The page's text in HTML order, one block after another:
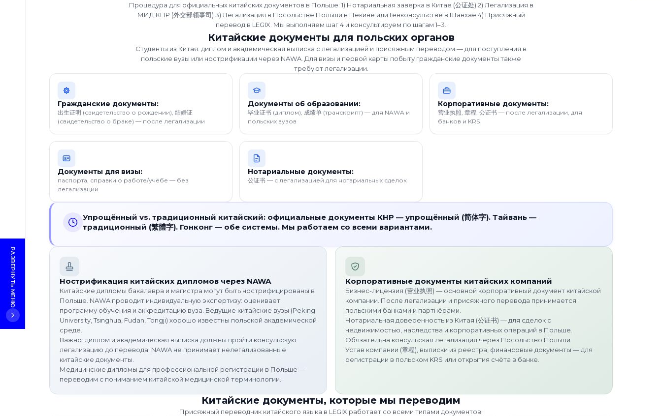
Прейскурант
задаваемые
РАЗВЕРНУТЬ МЕНЮ
Процедура для официальных китайских документов в Польше: 1) Нотариальная заверка в Китае (公证处) 2) Легализация в
МИД КНР (外交部领事司) 3) Легализация в Посольстве Польши в Пекине или Генконсульстве в Шанхае 4) Присяжный
перевод в LEGIX. Мы выполняем шаг 4 и консультируем по шагам 1–3.
Китайские документы для польских органов
Студенты из Китая: диплом и академическая выписка с легализацией и присяжным переводом — для поступления в
польские вузы или нострификации через NAWA. Для визы и первой карты побыту гражданские документы также
требуют легализации.
Гражданские документы:
出生证明 (свидетельство о рождении), 结婚证
(свидетельство о браке) — после легализации
Документы об образовании:
毕业证书 (диплом), 成绩单 (транскрипт) — для NAWA и
польских вузов
Корпоративные документы:
营业执照, 章程, 公证书 — после легализации, для
банков и KRS
Документы для визы:
паспорта, справки о работе/учёбе — без
легализации
Нотариальные документы:
公证书 — с легализацией для нотариальных сделок
Упрощённый vs. традиционный китайский: официальные документы КНР — упрощённый (简体字). Тайвань —
традиционный (繁體字). Гонконг — обе системы. Мы работаем со всеми вариантами.
Нострификация китайских дипломов через NAWA
Китайские дипломы бакалавра и магистра могут быть нострифицированы в
Польше. NAWA проводит индивидуальную экспертизу: оценивает
программу обучения и аккредитацию вуза. Ведущие китайские вузы (Peking
University, Tsinghua, Fudan, Tongji) хорошо известны польской академической
среде.
Важно: диплом и академическая выписка должны пройти консульскую
легализацию до перевода. NAWA не принимает нелегализованные
китайские документы.
Медицинские дипломы для профессиональной регистрации в Польше —
переводим с пониманием китайской медицинской терминологии.
Корпоративные документы китайских компаний
Бизнес-лицензия (营业执照) — основной корпоративный документ китайской
компании. После легализации и присяжного перевода принимается
польскими банками и партнёрами.
Нотариальная доверенность из Китая (公证书) — для сделок с
недвижимостью, наследства и корпоративных операций в Польше.
Обязательна консульская легализация через Посольство Польши.
Устав компании (章程), выписки из реестра, финансовые документы — для
регистрации в польском KRS или открытия счёта в банке.
Китайские документы, которые мы переводим
Присяжный переводчик китайского языка в LEGIX работает со всеми типами документов: